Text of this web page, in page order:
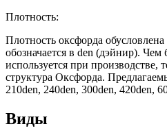
Плотность:
Плотность оксфорда
обозначается в den (дэйнир).
используется при производстве,
структура Оксфорда.
210den, 240den, 300den, 420den,
Виды